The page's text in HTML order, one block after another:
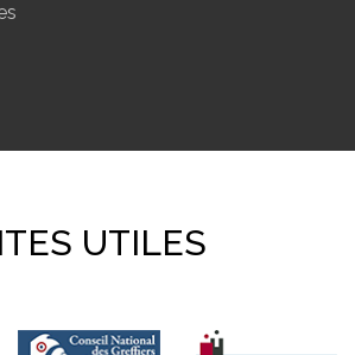
UTILES